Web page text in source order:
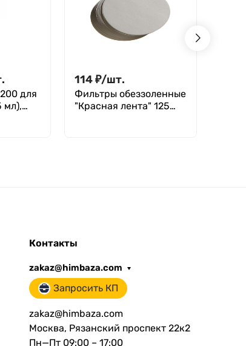
для
мл),
114₽/шт.
Фильтры обеззоленные
"Красная лента" 125
Контакты
zakaz@himbaza.com
Запросить КП
zakaz@himbaza.com
Москва, Рязанский проспект 22к2
Пн—Пт 09:00 – 17:00